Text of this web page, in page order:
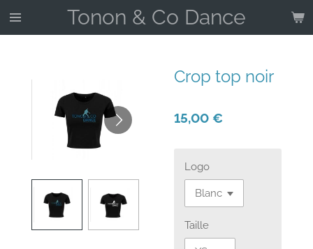
Passer
Tonon & Co Dance
Crop top noir
15,00 €
Logo
Taille